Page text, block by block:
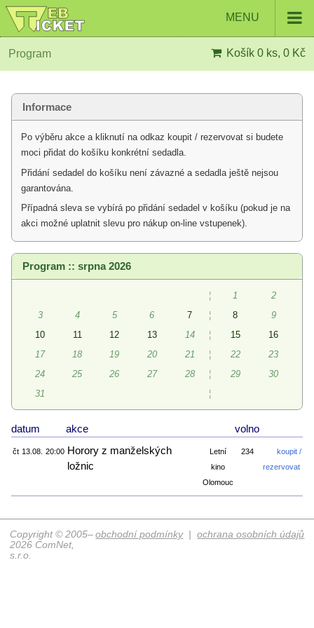
MENU
Program Košík 0 ks, 0 Kč
Informace
Po výběru akce a kliknutí na odkaz koupit / rezervovat si budete
moci přidat do košíku konkrétní sedadla.
Přidání sedadel do košíku není závazné a sedadla ještě nejsou
garantována.
Případná sleva se vybírá po přidání sedadel v košíku (pokud je na
akci možné uplatnit slevu pro nákup on-line vstupenek).
Program :: srpna 2026
¦ 1
2
3
4 5 6 7 ¦ 8
9
10
11 12 13 14 ¦ 15
16
17
18 19 20 21 ¦ 22
23
24
25 26 27 28 ¦ 29
30
31
¦
datum akce volno
čt 13.08. 20:00 Horory z manželských
ložnic
Letní
kino
Olomouc
234
koupit /
rezervovat
obchodní podmínky|ochrana osobních údajů
Copyright © 2005–
2026 ComNet,
s.r.o.